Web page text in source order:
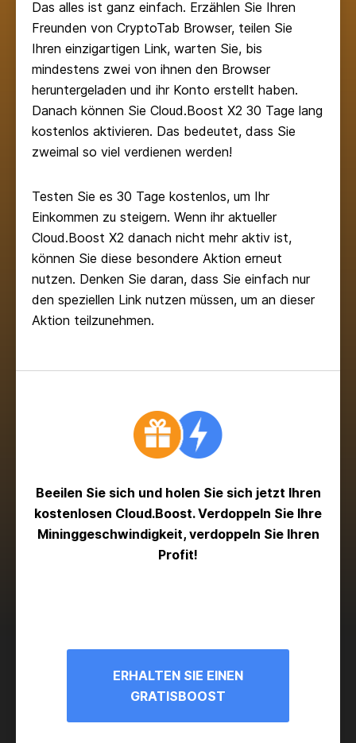
Das alles ist ganz einfach. Erzählen Sie Ihren
Freunden von CryptoTab Browser, teilen Sie
Ihren einzigartigen Link, warten Sie, bis
mindestens zwei von ihnen den Browser
heruntergeladen und ihr Konto erstellt haben.
Danach können Sie Cloud.Boost X2 30 Tage lang
kostenlos aktivieren. Das bedeutet, dass Sie
zweimal so viel verdienen werden!
Testen Sie es 30 Tage kostenlos, um Ihr
Einkommen zu steigern. Wenn ihr aktueller
Cloud.Boost X2 danach nicht mehr aktiv ist,
können Sie diese besondere Aktion erneut
nutzen. Denken Sie daran, dass Sie einfach nur
den speziellen Link nutzen müssen, um an dieser
Aktion teilzunehmen.
Beeilen Sie sich und holen Sie sich jetzt Ihren
kostenlosen Cloud.Boost. Verdoppeln Sie Ihre
Mininggeschwindigkeit, verdoppeln Sie Ihren
Profit!
ERHALTEN SIE EINEN
GRATISBOOST